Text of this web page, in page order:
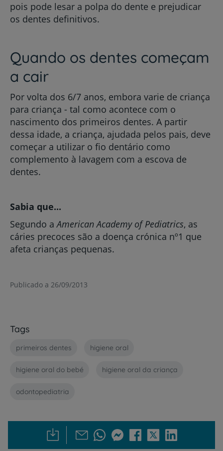
pois pode lesar a polpa do dente e prejudicar
os dentes definitivos.
Quando os dentes começam
a cair
Por volta dos 6/7 anos, embora varie de criança
para criança - tal como acontece com o
nascimento dos primeiros dentes. A partir
dessa idade, a criança, ajudada pelos pais, deve
começar a utilizar o fio dentário como
complemento à lavagem com a escova de
dentes.
Sabia que...
Segundo aAmerican Academy of Pediatrics, as
cáries precoces são a doença crónica nº1 que
afeta crianças pequenas.
Publicado a 26/09/2013
Tags
primeiros dentes higiene oral
higiene oral do bebé higiene oral da criança
odontopediatria